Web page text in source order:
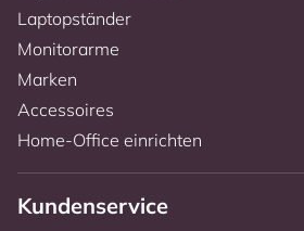
Laptopständer
Monitorarme
Marken
Accessoires
Home-Office einrichten
Kundenservice